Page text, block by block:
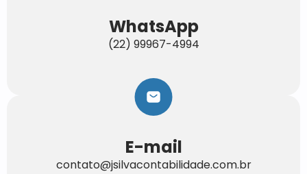
WhatsApp
(22) 99967-4994
E-mail
contato@jsilvacontabilidade.com.br